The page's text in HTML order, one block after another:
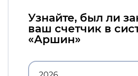
Узнайте, был ли
ваш счетчик в
«Аршин»